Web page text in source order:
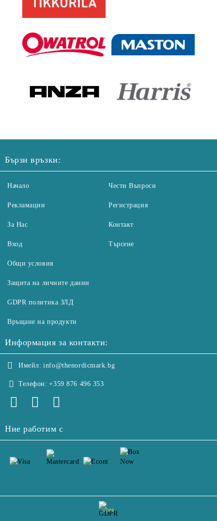
Бързи връзки:
Начало
Рекламации
За Нас
Вход
Чести Въпроси
Регистрация
Контакт
Търсене
Общи условия
Защита на личните данни
GDPR политика ЗЛД
Връщане на продукти
Информация за контакти:
Имейл: info@thenordicmark.bg
Телефон: +359 876 496 353
Ние работим с
GDPR